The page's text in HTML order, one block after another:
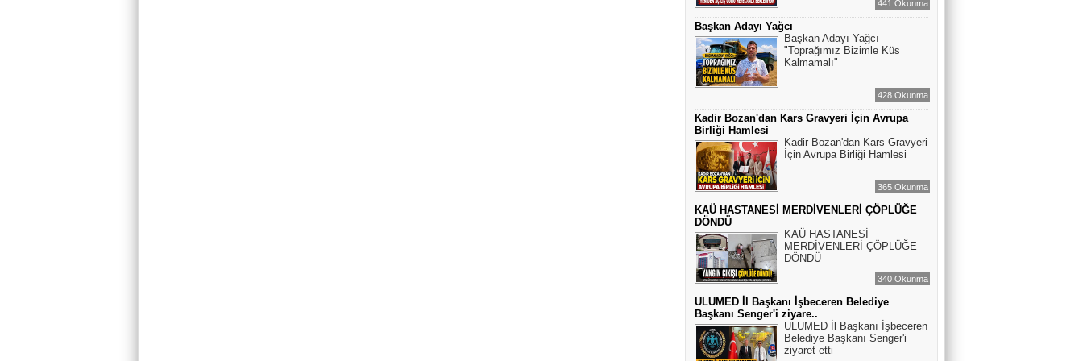
441 Okunma
Başkan Adayı Yağcı
Başkan Adayı Yağcı
"Toprağımız Bizimle Küs
Kalmamalı"
428 Okunma
Kadir Bozan'dan Kars Gravyeri İçin Avrupa
Birliği Hamlesi
Kadir Bozan'dan Kars Gravyeri
İçin Avrupa Birliği Hamlesi
365 Okunma
KAÜ HASTANESİ MERDİVENLERİ ÇÖPLÜĞE
DÖNDÜ
KAÜ HASTANESİ
MERDİVENLERİ ÇÖPLÜĞE
DÖNDÜ
340 Okunma
ULUMED İl Başkanı İşbeceren Belediye
Başkanı Senger'i ziyare..
ULUMED İl Başkanı İşbeceren
Belediye Başkanı Senger'i
ziyaret etti